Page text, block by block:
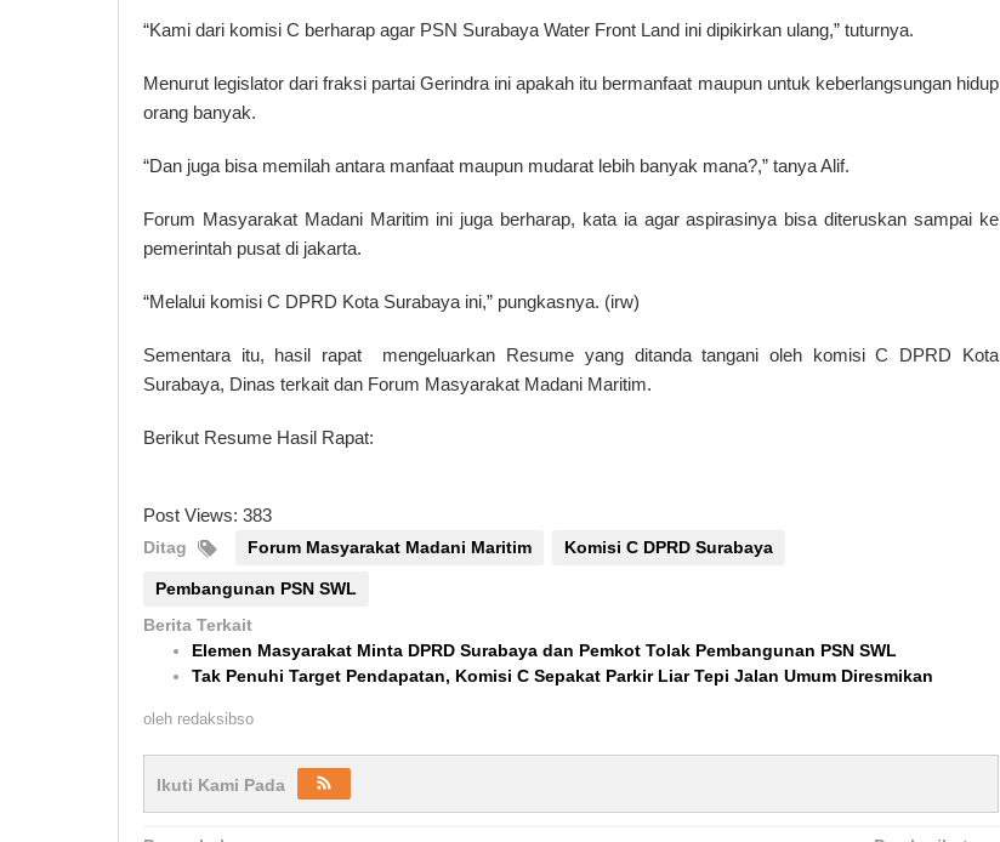
“Kami dari komisi C berharap agar PSN Surabaya Water Front Land ini dipikirkan ulang,” tuturnya.
Menurut legislator dari fraksi partai Gerindra ini apakah itu bermanfaat maupun untuk keberlangsungan hidup
orang banyak.
“Dan juga bisa memilah antara manfaat maupun mudarat lebih banyak mana?,” tanya Alif.
Forum Masyarakat Madani Maritim ini juga berharap, kata ia agar aspirasinya bisa diteruskan sampai ke
pemerintah pusat di jakarta.
“Melalui komisi C DPRD Kota Surabaya ini,” pungkasnya. (irw)
Sementara itu, hasil rapat mengeluarkan Resume yang ditanda tangani oleh komisi C DPRD Kota
Surabaya, Dinas terkait dan Forum Masyarakat Madani Maritim.
Berikut Resume Hasil Rapat:
Post Views: 383
Ditag Forum Masyarakat Madani Maritim Komisi C DPRD Surabaya
Pembangunan PSN SWL
Berita Terkait
Elemen Masyarakat Minta DPRD Surabaya dan Pemkot Tolak Pembangunan PSN SWL
Tak Penuhi Target Pendapatan, Komisi C Sepakat Parkir Liar Tepi Jalan Umum Diresmikan
oleh redaksibso
Ikuti Kami Pada